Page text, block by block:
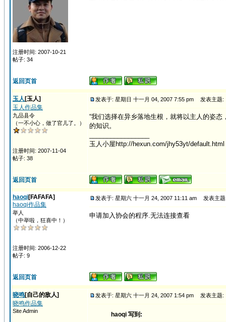
注册时间: 2007-10-21
帖子: 34
返回页首
玉人 [玉人]
玉人作品集
九品县令
（一不小心，做了官儿了。）
注册时间: 2007-11-04
帖子: 38
发表于: 星期日 十一月 04, 2007 7:55 pm 发表主题:
“我们选择在异乡落地生根，就将以主人的姿
的知识。
玉人小屋http://hexun.com/jhy53yt/default.html
返回页首
haoqi[FAFAFA]
haoqi作品集
举人
（中举啦，狂喜中！）
注册时间: 2006-12-22
帖子: 9
发表于: 星期六 十一月 24, 2007 11:11 am 发表主
申请加入协会的程序.无法连接查看
返回页首
晓鸣[自己的敌人]
晓鸣作品集
Site Admin
发表于: 星期六 十一月 24, 2007 1:54 pm 发表主题:
haoqi 写到: